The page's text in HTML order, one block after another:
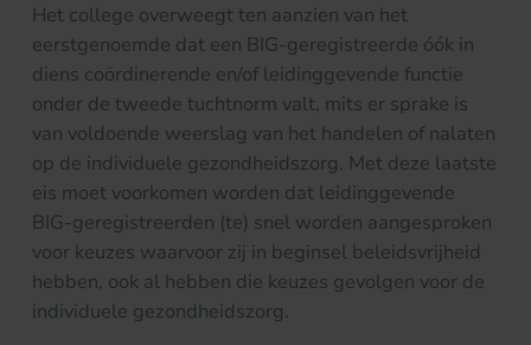
Het college overweegt ten aanzien van het
eerstgenoemde dat een BIG-geregistreerde óók in
diens coördinerende en/of leidinggevende functie
onder de tweede tuchtnorm valt, mits er sprake is
van voldoende weerslag van het handelen of nalaten
op de individuele gezondheidszorg. Met deze laatste
eis moet voorkomen worden dat leidinggevende
BIG-geregistreerden (te) snel worden aangesproken
voor keuzes waarvoor zij in beginsel beleidsvrijheid
hebben, ook al hebben die keuzes gevolgen voor de
individuele gezondheidszorg.